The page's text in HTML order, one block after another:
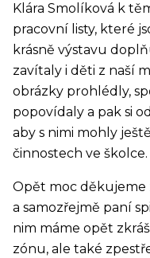
Klára Smolíková k
pracovní listy, které
krásně výstavu
zavítaly i děti z naší
obrázky prohlédly,
popovídaly a pak si
aby s nimi mohly
činnostech ve školce.
Opět moc děkujeme
a samozřejmě paní
nim máme opět
zónu, ale také